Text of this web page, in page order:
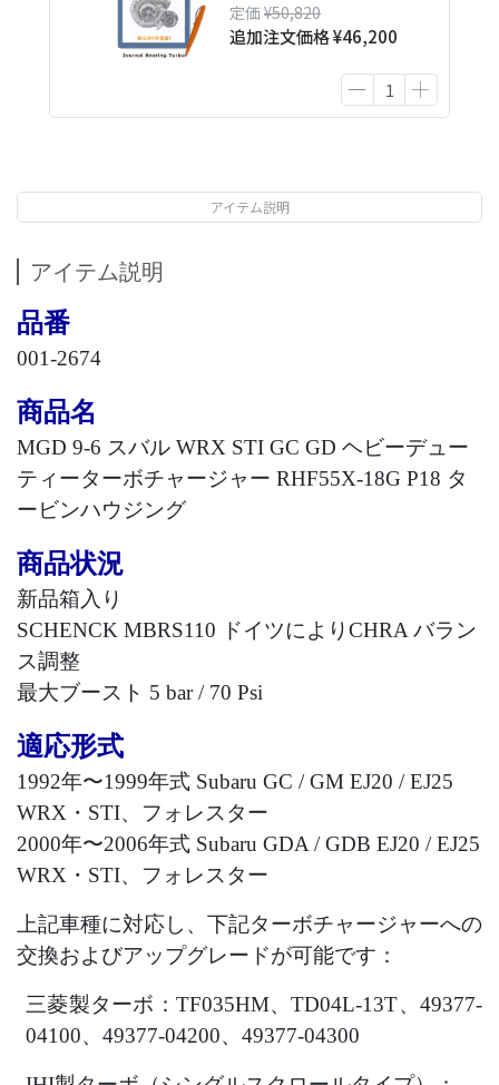
定価 ¥50,820
追加注文価格¥46,200
アイテム説明
アイテム説明
品番
001-2674
商品名
MGD 9-6 スバル WRX STI GC GD ヘビーデュー
ティーターボチャージャー RHF55X-18G P18 タ
ービンハウジング
商品状況
新品箱入り
SCHENCK MBRS110
ドイツによりCHRA バラン
ス調整
最大ブースト 5 bar / 70 Psi
適応形式
1992年〜1999年式 Subaru GC / GM EJ20 / EJ25
WRX ・ STI、フォレスター
2000年〜2006年式 Subaru GDA / GDB EJ20 / EJ25
WRX ・ STI、フォレスター
上記車種に対応し、下記ターボチャージャーへの
交換およびアップグレードが可能です：
三菱製ターボ： TF035HM、TD04L-13T、49377-
04100、 49377-04200、 49377-04300